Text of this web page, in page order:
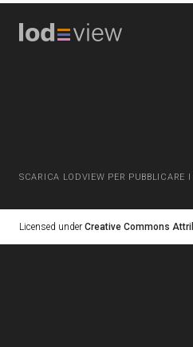
SCARICA LODVIEW PER PUBBLICARE
Licensed under Creative Commons